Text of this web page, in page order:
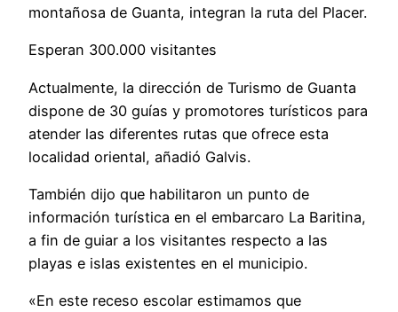
montañosa de Guanta, integran la ruta del Placer.
Esperan 300.000 visitantes
Actualmente, la dirección de Turismo de Guanta
dispone de 30 guías y promotores turísticos para
atender las diferentes rutas que ofrece esta
localidad oriental, añadió Galvis.
También dijo que habilitaron un punto de
información turística en el embarcaro La Baritina,
a fin de guiar a los visitantes respecto a las
playas e islas existentes en el municipio.
«En este receso escolar estimamos que